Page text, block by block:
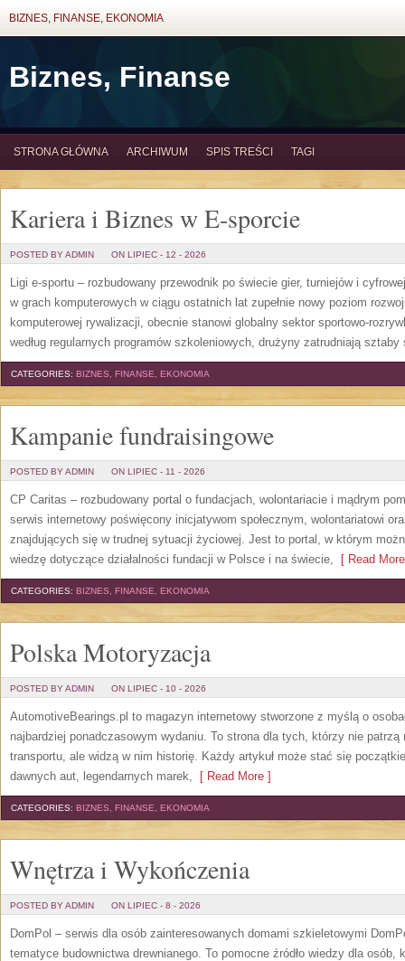
BIZNES, FINANSE, EKONOMIA
Biznes, Finanse
STRONA GŁÓWNA ARCHIWUM SPIS TREŚCI TAGI
Kariera i Biznes w E-sporcie
POSTED BY ADMIN ON LIPIEC - 12 - 2026
Ligi e-sportu – rozbudowany przewodnik po świecie gier, turniejów i
w grach komputerowych w ciągu ostatnich lat zupełnie nowy poziom
komputerowej rywalizacji, obecnie stanowi globalny sektor sportowo-
według regularnych programów szkoleniowych, drużyny zatrudniają sztaby
CATEGORIES: BIZNES, FINANSE, EKONOMIA
Kampanie fundraisingowe
POSTED BY ADMIN ON LIPIEC - 11 - 2026
CP Caritas – rozbudowany portal o fundacjach, wolontariacie i mądrym
serwis internetowy poświęcony inicjatywom społecznym, wolontariatowi
znajdujących się w trudnej sytuacji życiowej. Jest to portal, w którym
wiedzę dotyczące działalności fundacji w Polsce i na świecie, [ Read
CATEGORIES: BIZNES, FINANSE, EKONOMIA
Polska Motoryzacja
POSTED BY ADMIN ON LIPIEC - 10 - 2026
AutomotiveBearings.pl to magazyn internetowy stworzone z myślą o
najbardziej ponadczasowym wydaniu. To strona dla tych, którzy nie patrzą
transportu, ale widzą w nim historię. Każdy artykuł może stać się
dawnych aut, legendarnych marek, [ Read More ]
CATEGORIES: BIZNES, FINANSE, EKONOMIA
Wnętrza i Wykończenia
POSTED BY ADMIN ON LIPIEC - 8 - 2026
DomPol – serwis dla osób zainteresowanych domami szkieletowymi
tematyce budownictwa drewnianego. To pomocne źródło wiedzy dla